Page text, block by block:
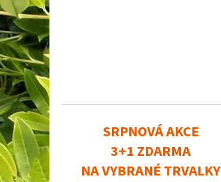
SRPNOVÁ AKCE
3+1 ZDARMA
NA VYBRANÉ TRVALKY